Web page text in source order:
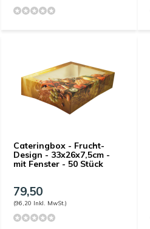
Cateringbox - Frucht-
Design - 33x26x7,5cm -
mit Fenster - 50 Stück
79,50
(96,20 Inkl. MwSt.)